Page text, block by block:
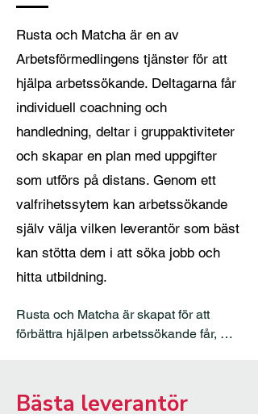
Rusta och Matcha är en av
Arbetsförmedlingens tjänster för att
hjälpa arbetssökande. Deltagarna får
individuell coachning och
handledning, deltar i gruppaktiviteter
och skapar en plan med uppgifter
som utförs på distans. Genom ett
valfrihetssytem kan arbetssökande
själv välja vilken leverantör som bäst
kan stötta dem i att söka jobb och
hitta utbildning.
Rusta och Matcha är skapat för att
förbättra hjälpen arbetssökande får,
goda resultat. I Rusta och Matcha 2,
Bästa leverantör